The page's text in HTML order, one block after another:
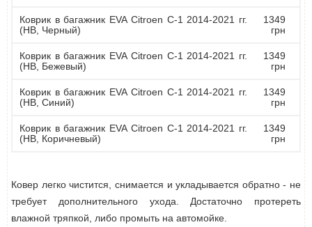
Коврик в багажник EVA Citroen C-1 2014-2021 гг.
(HB, Черный)
1349
грн
Коврик в багажник EVA Citroen C-1 2014-2021 гг.
(HB, Бежевый)
1349
грн
Коврик в багажник EVA Citroen C-1 2014-2021 гг.
(HB, Синий)
1349
грн
Коврик в багажник EVA Citroen C-1 2014-2021 гг.
(HB, Коричневый)
1349
грн
Ковер легко чистится, снимается и укладывается обратно - не
требует дополнительного ухода. Достаточно протереть
влажной тряпкой, либо промыть на автомойке.